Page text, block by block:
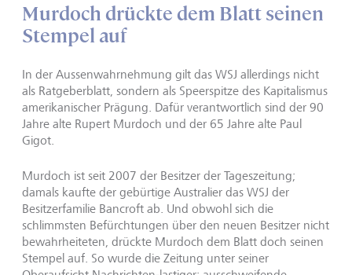
Murdoch drückte dem Blatt seinen
Stempel auf
In der Aussenwahrnehmung gilt das WSJ allerdings nicht
als Ratgeberblatt, sondern als Speerspitze des Kapitalismus
amerikanischer Prägung. Dafür verantwortlich sind der 90
Jahre alte Rupert Murdoch und der 65 Jahre alte Paul
Gigot.
Murdoch ist seit 2007 der Besitzer der Tageszeitung;
damals kaufte der gebürtige Australier das WSJ der
Besitzerfamilie Bancroft ab. Und obwohl sich die
schlimmsten Befürchtungen über den neuen Besitzer nicht
bewahrheiteten, drückte Murdoch dem Blatt doch seinen
Stempel auf. So wurde die Zeitung unter seiner